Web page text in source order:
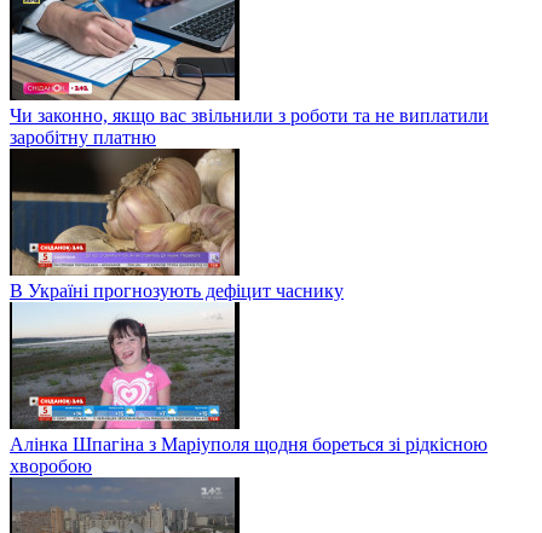
Чи законно, якщо вас звільнили з роботи та не виплатили
заробітну платню
В Україні прогнозують дефіцит часнику
Алінка Шпагіна з Маріуполя щодня бореться зі рідкісною
хворобою